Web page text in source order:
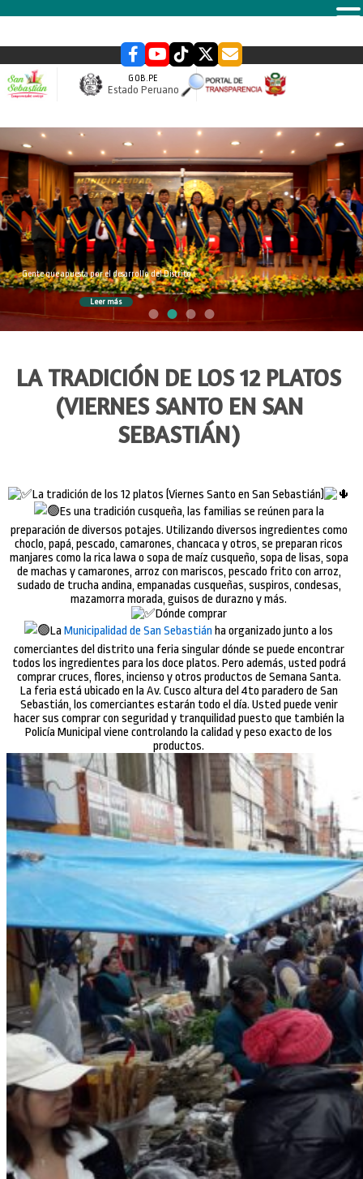
GOB.PE
Estado Peruano
slider
Gente que apuesta por el desarrollo del Distrito
Leer más
LA TRADICIÓN DE LOS 12 PLATOS
(VIERNES SANTO EN SAN
SEBASTIÁN)
La tradición de los 12 platos (Viernes Santo en San Sebastián)
Es una tradición cusqueña, las familias se reúnen para la
preparación de diversos potajes. Utilizando diversos ingredientes como
choclo, papá, pescado, camarones, chancaca y otros, se preparan ricos
manjares como la rica lawa o sopa de maíz cusqueño, sopa de lisas, sopa
de machas y camarones, arroz con mariscos, pescado frito con arroz,
sudado de trucha andina, empanadas cusqueñas, suspiros, condesas,
mazamorra morada, guisos de durazno y más.
Dónde comprar
LaMunicipalidad de San Sebastián ha organizado junto a los
comerciantes del distrito una feria singular dónde se puede encontrar
todos los ingredientes para los doce platos. Pero además, usted podrá
comprar cruces, flores, incienso y otros productos de Semana Santa.
La feria está ubicado en la Av. Cusco altura del 4to paradero de San
Sebastián, los comerciantes estarán todo el día. Usted puede venir
hacer sus comprar con seguridad y tranquilidad puesto que también la
Policía Municipal viene controlando la calidad y peso exacto de los
productos.